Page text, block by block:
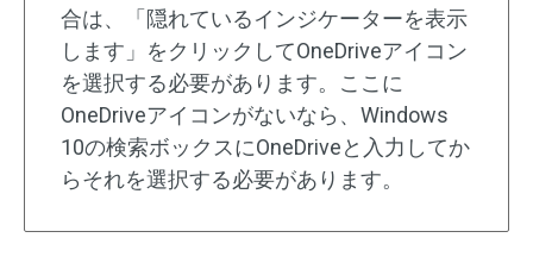
合は、「隠れているインジケーターを表示
します」をクリックしてOneDriveアイコン
を選択する必要があります。ここに
OneDriveアイコンがないなら、Windows
10の検索ボックスにOneDriveと入力してか
らそれを選択する必要があります。